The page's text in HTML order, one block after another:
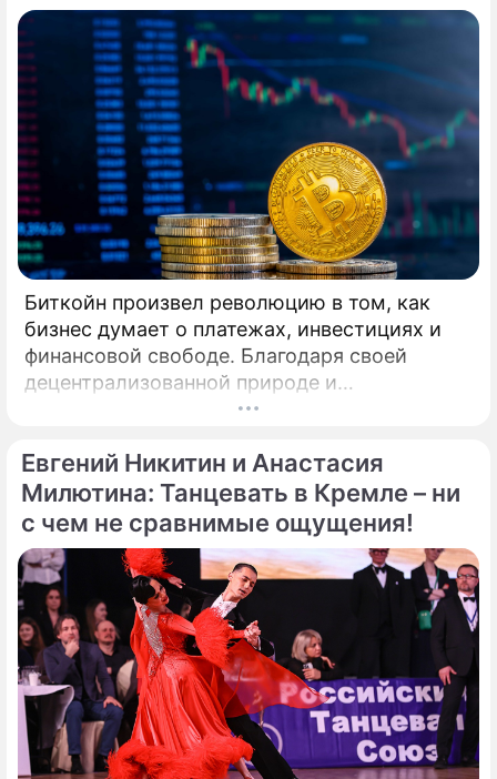
Союза, президент Евро-Азиатского
Танцевального Совете (EADC), заслуженный
деятель искусств РФ, народный артист
России Станислав Попов. Совсем недавно
сложившийся дуэт Кирилла Александрова и
Дарьи Прусаковой примет участие в
турнире профессионалов по
латиноамериканской программе.
Биткойн произвел революцию в том, как
бизнес думает о платежах, инвестициях и
финансовой свободе. Благодаря своей
децентрализованной природе и
безграничной функциональности Биткойн
возможности для расширения своего
присутствия. Однако наряду с
преимуществами возникают и серьезные
проблемы, особенно в нормативно-
правовой сфере. Понимание этих
препятствий имеет важное значение для
предприятий, рассматривающих
возможность внедрения Биткойна.
Евгений Никитин и Анастасия
Милютина: Танцевать в Кремле – ни
с чем не сравнимые ощущения!